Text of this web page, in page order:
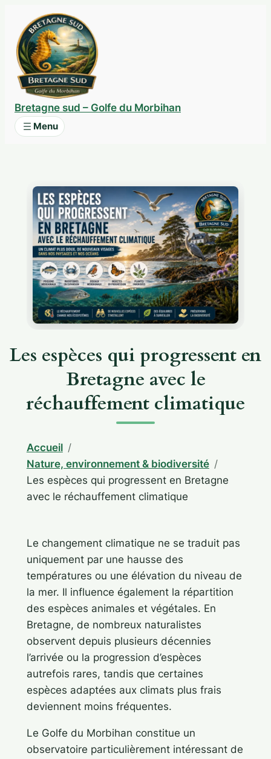
contenu
Bretagne sud – Golfe du Morbihan
Les espèces qui progressent en
Bretagne avec le
réchauffement climatique
Accueil
Nature, environnement & biodiversité
Les espèces qui progressent en Bretagne
avec le réchauffement climatique
Le changement climatique ne se traduit pas
uniquement par une hausse des
températures ou une élévation du niveau de
la mer. Il influence également la répartition
des espèces animales et végétales. En
Bretagne, de nombreux naturalistes
observent depuis plusieurs décennies
l’arrivée ou la progression d’espèces
autrefois rares, tandis que certaines
espèces adaptées aux climats plus frais
deviennent moins fréquentes.
Le Golfe du Morbihan constitue un
observatoire particulièrement intéressant de